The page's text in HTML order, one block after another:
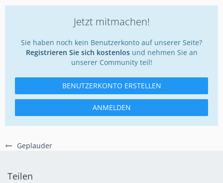
Geplauder
Jetzt mitmachen!
Sie haben noch kein Benutzerkonto auf unserer Seite?
Registrieren Sie sich kostenlosund nehmen Sie an
unserer Community teil!
BENUTZERKONTO ERSTELLEN
ANMELDEN
Teilen